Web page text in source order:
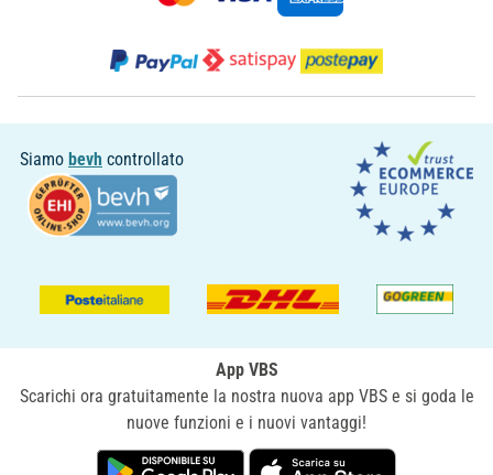
Siamo bevh controllato
App VBS
Scarichi ora gratuitamente la nostra nuova app VBS e si goda le
nuove funzioni e i nuovi vantaggi!